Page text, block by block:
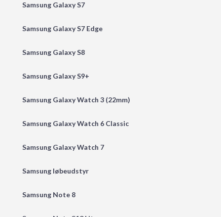
Samsung Galaxy S7
Samsung Galaxy S7 Edge
Samsung Galaxy S8
Samsung Galaxy S9+
Samsung Galaxy Watch 3 (22mm)
Samsung Galaxy Watch 6 Classic
Samsung Galaxy Watch 7
Samsung løbeudstyr
Samsung Note 8